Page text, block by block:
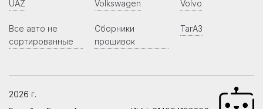
UAZ Volkswagen Volvo
Все авто не
сортированные
Сборники
прошивок
ТагАЗ
2026 г.